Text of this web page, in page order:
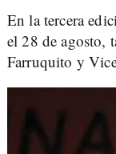
En la tercera
el 28 de agosto,
Farruquito y